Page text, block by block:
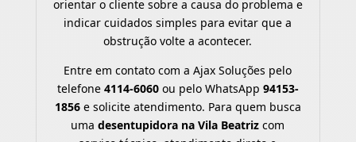
orientar o cliente sobre a causa do problema e
indicar cuidados simples para evitar que a
obstrução volte a acontecer.
Entre em contato com a Ajax Soluções pelo
telefone 4114-6060ou pelo WhatsApp 94153-
1856e solicite atendimento. Para quem busca
umadesentupidora na Vila Beatriz com